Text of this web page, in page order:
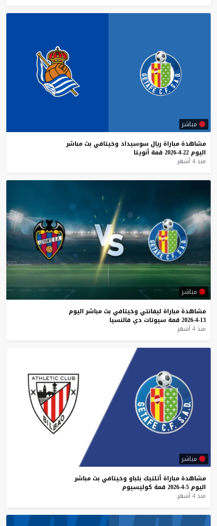
مباشر
مشاهدة مباراة ريال سوسيداد وخيتافي بث مباشر
اليوم 22-4-2026 قمة أنويتا
منذ 4 أشهر
مباشر
مشاهدة مباراة ليفانتي وخيتافي بث مباشر اليوم
13-4-2026
قمة سيوتات دي فالنسيا
منذ 4 أشهر
مباشر
مشاهدة مباراة أتلتيك بلباو وخيتافي بث مباشر
اليوم 5-4-2026 قمة كوليسيوم
منذ 4 أشهر